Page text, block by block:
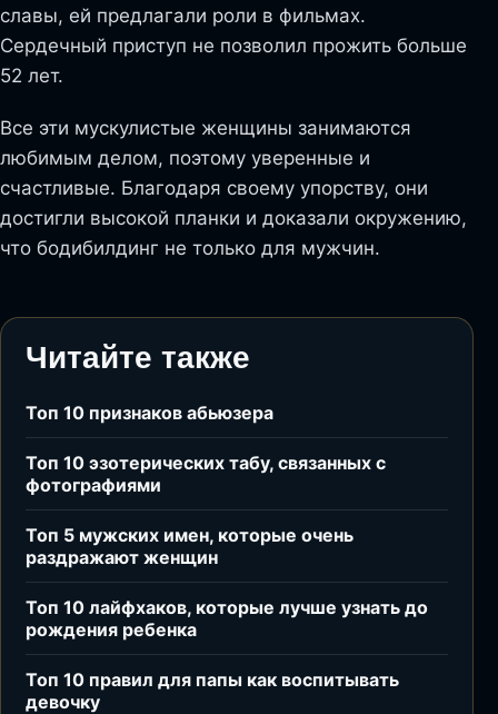
славы, ей предлагали роли в фильмах.
Сердечный приступ не позволил прожить больше
52 лет.
Все эти мускулистые женщины занимаются
любимым делом, поэтому уверенные и
счастливые. Благодаря своему упорству, они
достигли высокой планки и доказали окружению,
что бодибилдинг не только для мужчин.
Читайте также
Топ 10 признаков абьюзера
Топ 10 эзотерических табу, связанных с
фотографиями
Топ 5 мужских имен, которые очень
раздражают женщин
Топ 10 лайфхаков, которые лучше узнать до
рождения ребенка
Топ 10 правил для папы как воспитывать
девочку